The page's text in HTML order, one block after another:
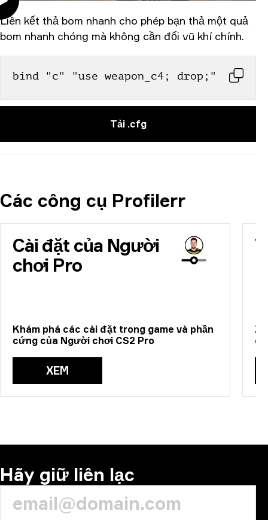
Liên kết thả bom nhanh cho phép bạn thả một quả
bom nhanh chóng mà không cần đổi vũ khí chính.
bind "c" "use weapon_c4; drop;"
Tải .cfg
Các công cụ Profilerr
Cài đặt của Người
chơi Pro
Khám phá các cài đặt trong game và phần
cứng của Người chơi CS2 Pro
XEM
Hãy giữ liên lạc